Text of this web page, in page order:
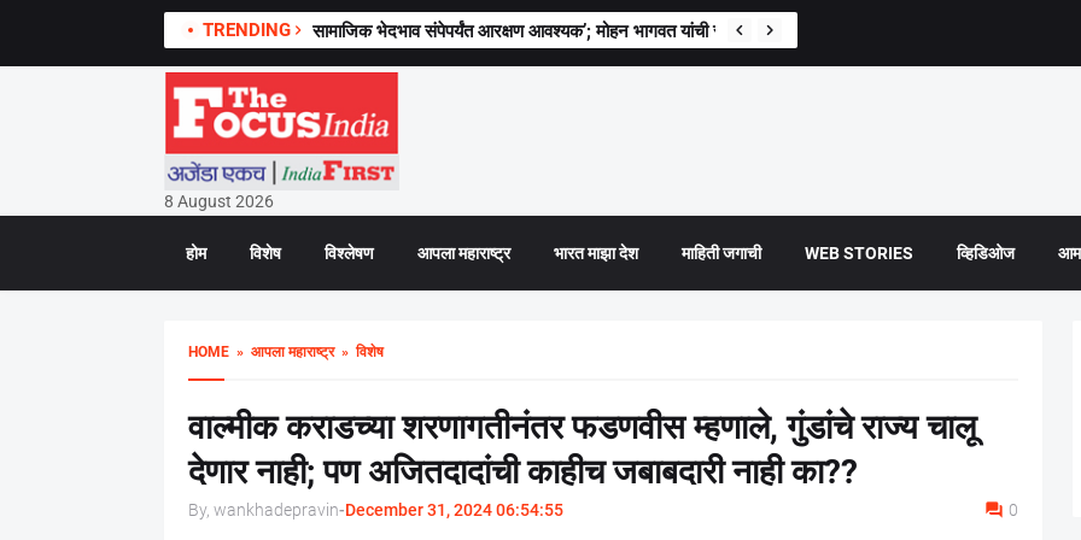
TRENDING सामाजिक भेदभाव संपेपर्यंत आरक्षण आवश्यक’; मोहन भागवत यांची स्पष्ट भूमिका
8 August 2026
होम विशेष विश्लेषण आपला महाराष्ट्र भारत माझा देश माहिती जगाची WEB STORIES व्हिडिओज
HOME» आपला महाराष्ट्र» विशेष
वाल्मीक कराडच्या शरणागतीनंतर फडणवीस म्हणाले, गुंडांचे राज्य चालू
देणार नाही; पण अजितदादांची काहीच जबाबदारी नाही का??
By, wankhadepravin-December 31, 2024 06:54:55 0